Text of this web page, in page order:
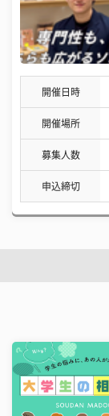
開催日時
開催場所
募集人数
申込締切